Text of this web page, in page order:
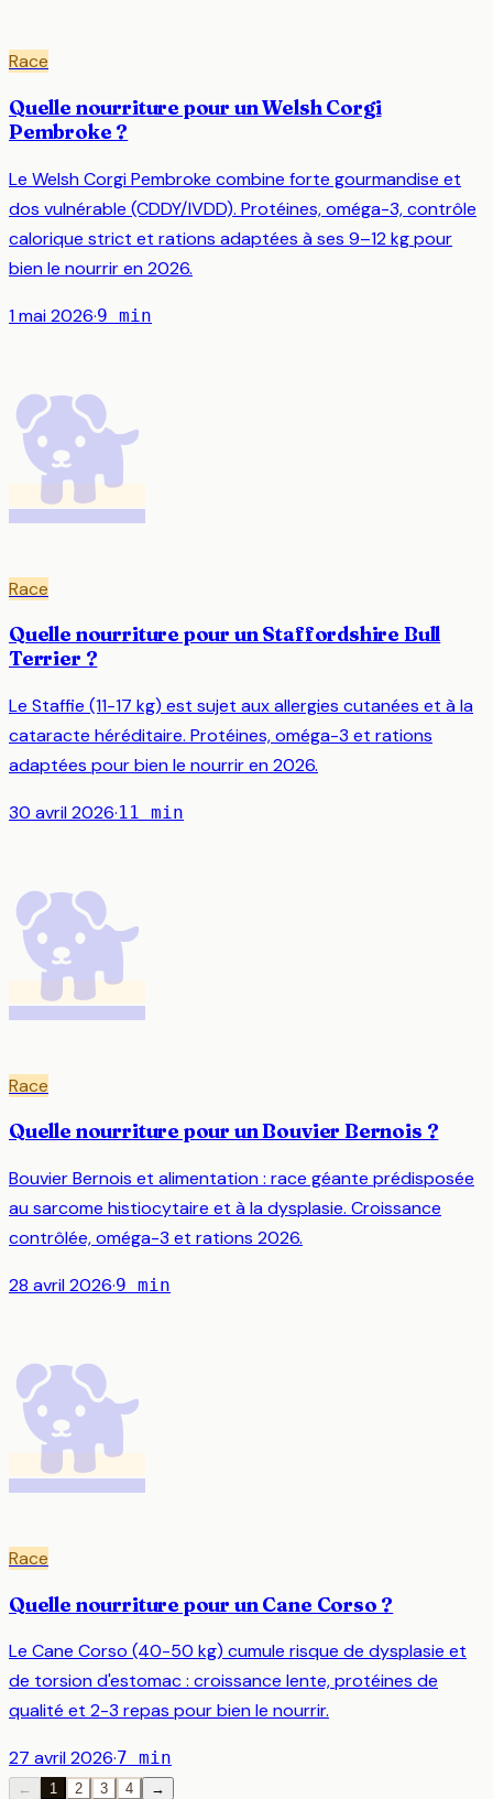
Race
Quelle nourriture pour un Welsh Corgi
Pembroke ?
Le Welsh Corgi Pembroke combine forte gourmandise et
dos vulnérable (CDDY/IVDD). Protéines, oméga-3, contrôle
calorique strict et rations adaptées à ses 9–12 kg pour
bien le nourrir en 2026.
1 mai 2026·9 min
🐕
Race
Quelle nourriture pour un Staffordshire Bull
Terrier ?
Le Staffie (11-17 kg) est sujet aux allergies cutanées et à la
cataracte héréditaire. Protéines, oméga-3 et rations
adaptées pour bien le nourrir en 2026.
30 avril 2026·11 min
🐕
Race
Quelle nourriture pour un Bouvier Bernois ?
Bouvier Bernois et alimentation : race géante prédisposée
au sarcome histiocytaire et à la dysplasie. Croissance
contrôlée, oméga-3 et rations 2026.
28 avril 2026·9 min
🐕
Race
Quelle nourriture pour un Cane Corso ?
Le Cane Corso (40-50 kg) cumule risque de dysplasie et
de torsion d'estomac : croissance lente, protéines de
qualité et 2-3 repas pour bien le nourrir.
27 avril 2026·7 min
← 1 2 3 4 →